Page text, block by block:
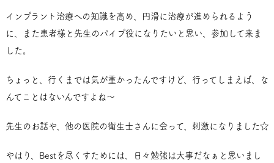
インプラント治療への知識を高め、円滑に治療が進められるよう
に、また患者様と先生のパイプ役になりたいと思い、参加して来ま
した。
ちょっと、行くまでは気が重かったんですけど、行ってしまえば、な
んてことはないんですよね～
先生のお話や、他の医院の衛生士さんに会って、刺激になりました☆
やはり、Bestを尽くすためには、日々勉強は大事だなぁと思いまし